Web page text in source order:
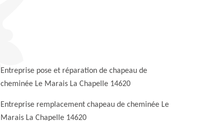
Entreprise pose et réparation de chapeau de
cheminée Le Marais La Chapelle 14620
Entreprise remplacement chapeau de cheminée Le
Marais La Chapelle 14620